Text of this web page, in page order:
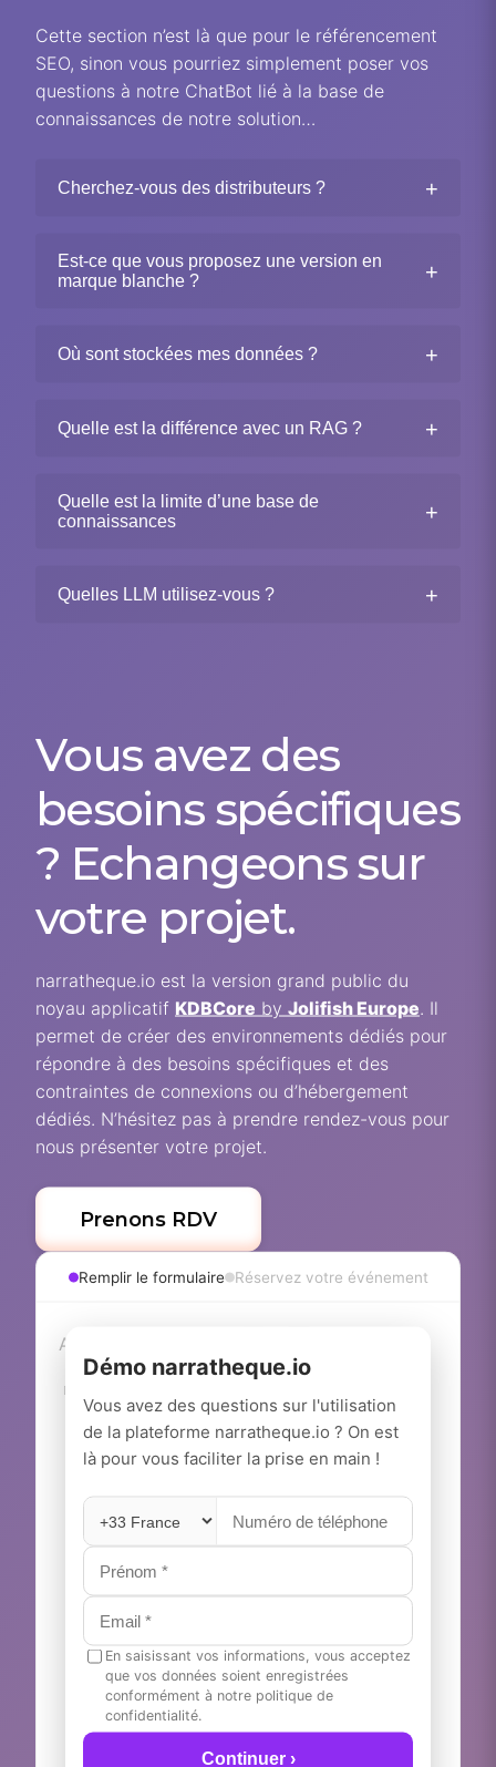
Cette section n’est là que pour le référencement
SEO, sinon vous pourriez simplement poser vos
questions à notre ChatBot lié à la base de
connaissances de notre solution…
Cherchez-vous des distributeurs ? +
Est-ce que vous proposez une version en
marque blanche ?
+
Où sont stockées mes données ? +
Quelle est la différence avec un RAG ? +
Quelle est la limite d’une base de
connaissances
+
Quelles LLM utilisez-vous ? +
Vous avez des
besoins spécifiques
? Echangeons sur
votre projet.
narratheque.io est la version grand public du
noyau applicatif KDBCore by Jolifish Europe. Il
permet de créer des environnements dédiés pour
répondre à des besoins spécifiques et des
contraintes de connexions ou d’hébergement
dédiés. N’hésitez pas à prendre rendez-vous pour
nous présenter votre projet.
Prenons RDV